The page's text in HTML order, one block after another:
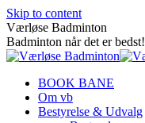
Skip to content
Værløse Badminton
Badminton når det er bedst!
BOOK BANE
Om vb
Bestyrelse & Udvalg